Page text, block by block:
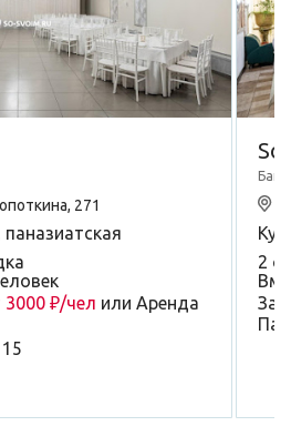
271
паназиатская
3000 ₽/чел или Аренда
2
За